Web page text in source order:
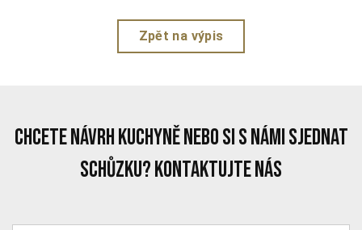
Zpět na výpis
chcete návrh kuchyně nebo si s námi sjednat
schůzku? Kontaktujte nás